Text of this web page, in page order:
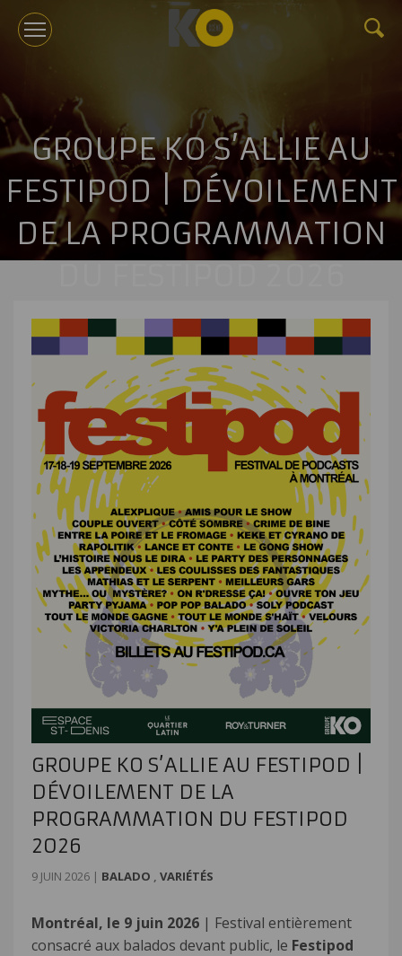
KOTV
À PROPOS
TOURNÉES
ÉVÉNEMENTS CORPORATIFS ET CONFÉRENCES
NOUVELLES
BILLETTERIE
NOUS JOINDRE
GROUPE KO S’ALLIE AU
FESTIPOD | DÉVOILEMENT
DE LA PROGRAMMATION
GROUPE KO S’ALLIE AU FESTIPOD |
DÉVOILEMENT DE LA
PROGRAMMATION DU FESTIPOD
2026
9 JUIN 2026 | BALADO VARIÉTÉS
Montréal, le 9 juin 2026 | Festival entièrement
consacré aux balados devant public, le Festipod